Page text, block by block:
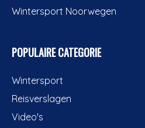
Wintersport Noorwegen
POPULAIRE CATEGORIE
Wintersport
Reisverslagen
Video's